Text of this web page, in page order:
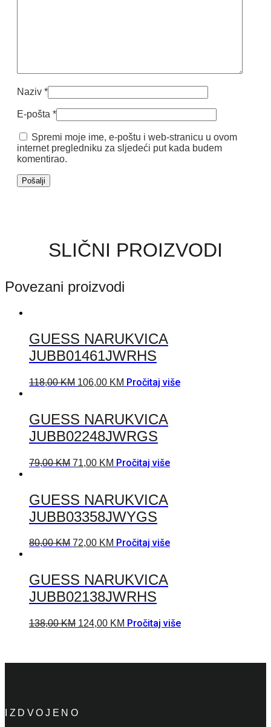
Naziv *
E-pošta *
Spremi moje ime, e-poštu i web-stranicu u ovom
internet pregledniku za sljedeći put kada budem
komentirao.
SLIČNI PROIZVODI
Povezani proizvodi
GUESS NARUKVICA
JUBB01461JWRHS
118,00KM 106,00 KM Pročitaj više
GUESS NARUKVICA
JUBB02248JWRGS
79,00KM 71,00 KM Pročitaj više
GUESS NARUKVICA
JUBB03358JWYGS
80,00KM 72,00 KM Pročitaj više
GUESS NARUKVICA
JUBB02138JWRHS
138,00KM 124,00 KM Pročitaj više
IZDVOJENO